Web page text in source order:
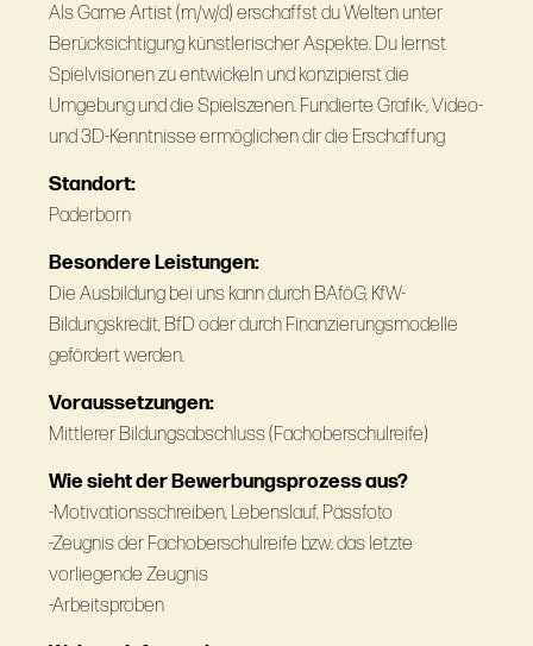
Als Game Artist (m/w/d) erschaffst du Welten unter
Berücksichtigung künstlerischer Aspekte. Du lernst
Spielvisionen zu entwickeln und konzipierst die
Umgebung und die Spielszenen. Fundierte Grafik-, Video-
und 3D-Kenntnisse ermöglichen dir die Erschaffung
Standort:
Paderborn
Besondere Leistungen:
Die Ausbildung bei uns kann durch BAföG, KfW-
Bildungskredit, BfD oder durch Finanzierungsmodelle
gefördert werden.
Voraussetzungen:
Mittlerer Bildungsabschluss (Fachoberschulreife)
Wie sieht der Bewerbungsprozess aus?
-Motivationsschreiben, Lebenslauf, Passfoto
-Zeugnis der Fachoberschulreife bzw. das letzte
vorliegende Zeugnis
-Arbeitsproben